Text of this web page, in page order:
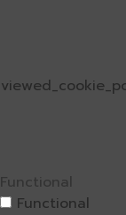
Functional
Functional